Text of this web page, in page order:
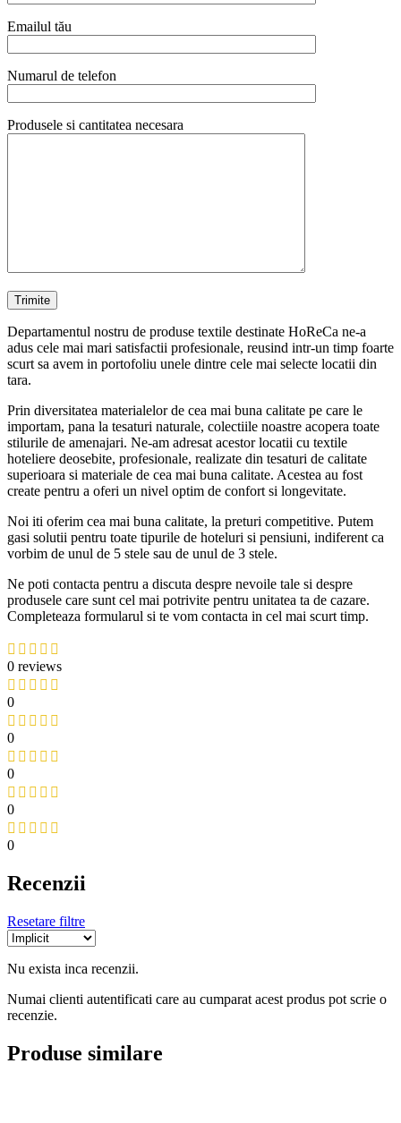
Emailul tău
Numarul de telefon
Produsele si cantitatea necesara
Departamentul nostru de produse textile destinate HoReCa ne-a
adus cele mai mari satisfactii profesionale, reusind intr-un timp foarte
scurt sa avem in portofoliu unele dintre cele mai selecte locatii din
tara.
Prin diversitatea materialelor de cea mai buna calitate pe care le
importam, pana la tesaturi naturale, colectiile noastre acopera toate
stilurile de amenajari. Ne-am adresat acestor locatii cu textile
hoteliere deosebite, profesionale, realizate din tesaturi de calitate
superioara si materiale de cea mai buna calitate. Acestea au fost
create pentru a oferi un nivel optim de confort si longevitate.
Noi iti oferim cea mai buna calitate, la preturi competitive. Putem
gasi solutii pentru toate tipurile de hoteluri si pensiuni, indiferent ca
vorbim de unul de 5 stele sau de unul de 3 stele.
Ne poti contacta pentru a discuta despre nevoile tale si despre
produsele care sunt cel mai potrivite pentru unitatea ta de cazare.
Completeaza formularul si te vom contacta in cel mai scurt timp.
0 reviews
0
0
0
0
0
Recenzii
Resetare filtre
Nu exista inca recenzii.
Numai clienti autentificati care au cumparat acest produs pot scrie o
recenzie.
Produse similare